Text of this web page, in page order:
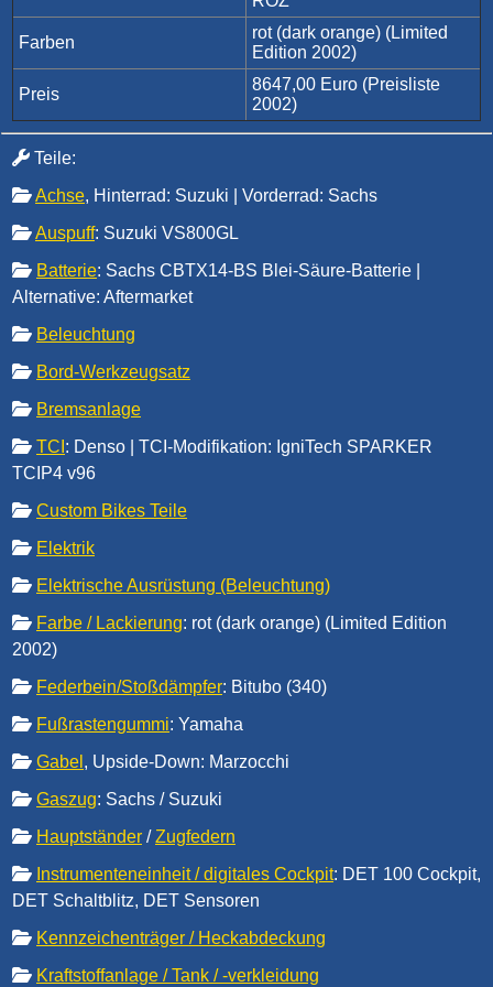
Farben
rot (dark orange) (Limited
Edition 2002)
Preis
8647,00 Euro (Preisliste
2002)
Teile:
Achse, Hinterrad: Suzuki | Vorderrad: Sachs
Auspuff: Suzuki VS800GL
Batterie: Sachs CBTX14-BS Blei-Säure-Batterie |
Alternative: Aftermarket
Beleuchtung
Bord-Werkzeugsatz
Bremsanlage
TCI : Denso | TCI-Modifikation: IgniTech SPARKER
TCIP4 v96
Custom Bikes Teile
Elektrik
Elektrische Ausrüstung (Beleuchtung)
Farbe / Lackierung: rot (dark orange) (Limited Edition
2002)
Federbein/Stoßdämpfer: Bitubo (340)
Fußrastengummi: Yamaha
Gabel , Upside-Down: Marzocchi
Gaszug: Sachs / Suzuki
Hauptständer /Zugfedern
Instrumenteneinheit / digitales Cockpit: DET 100 Cockpit,
DET Schaltblitz, DET Sensoren
Kennzeichenträger / Heckabdeckung
Kraftstoffanlage / Tank / -verkleidung